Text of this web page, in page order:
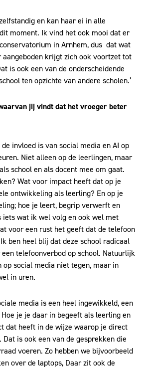
en kan haar ei in alle
moment. Ik vind het ook mooi dat er
in Arnhem, dus dat wat
krijgt zich ook voortzet tot
is ook een van de onderscheidende
ten opzichte van andere scholen.’
jij vindt dat het vroeger beter
invloed is van social media en AI op
Niet alleen op de leerlingen, maar
school en als docent mee om gaat.
Wat voor impact heeft dat op je
ontwikkeling als leerling? En op je
hoe je leert, begrip verwerft en
wat ik wel volg en ook wel met
voor een rust het geeft dat de telefoon
ben heel blij dat deze school radicaal
telefoonverbod op school. Natuurlijk
social media niet tegen, maar in
in uren.
media is een heel ingewikkeld, een
je je daar in begeeft als leerling en
dat heeft in de wijze waarop je direct
is ook een van de gesprekken die
voeren. Zo hebben we bijvoorbeeld
over de laptops, Daar zit ook de